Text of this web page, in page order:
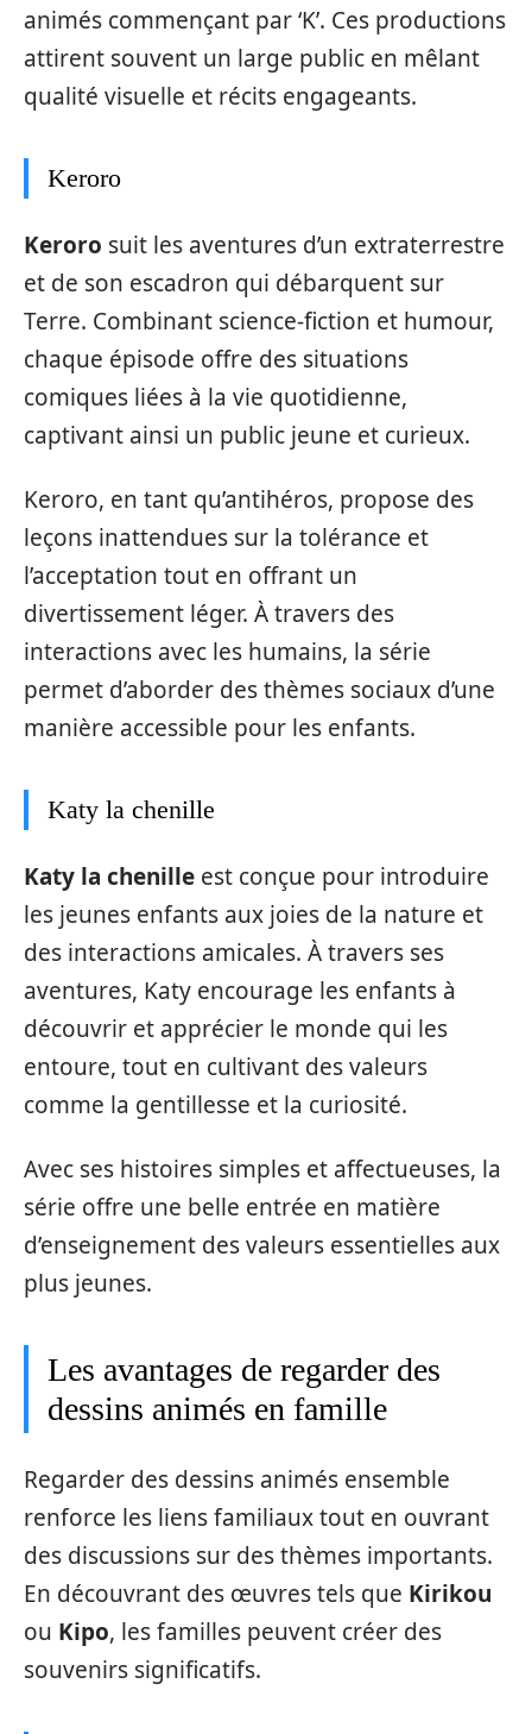
animés commençant par ‘K’. Ces productions
attirent souvent un large public en mêlant
qualité visuelle et récits engageants.
Keroro
Keroro suit les aventures d’un extraterrestre
et de son escadron qui débarquent sur
Terre. Combinant science-fiction et humour,
chaque épisode offre des situations
comiques liées à la vie quotidienne,
captivant ainsi un public jeune et curieux.
Keroro, en tant qu’antihéros, propose des
leçons inattendues sur la tolérance et
l’acceptation tout en offrant un
divertissement léger. À travers des
interactions avec les humains, la série
permet d’aborder des thèmes sociaux d’une
manière accessible pour les enfants.
Katy la chenille
Katy la chenille est conçue pour introduire
les jeunes enfants aux joies de la nature et
des interactions amicales. À travers ses
aventures, Katy encourage les enfants à
découvrir et apprécier le monde qui les
entoure, tout en cultivant des valeurs
comme la gentillesse et la curiosité.
Avec ses histoires simples et affectueuses, la
série offre une belle entrée en matière
d’enseignement des valeurs essentielles aux
plus jeunes.
Les avantages de regarder des
dessins animés en famille
Regarder des dessins animés ensemble
renforce les liens familiaux tout en ouvrant
des discussions sur des thèmes importants.
En découvrant des œuvres tels que Kirikou
ou Kipo, les familles peuvent créer des
souvenirs significatifs.